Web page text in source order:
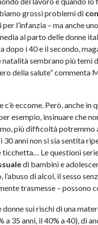
grossi problemi di
l’infanzia – ma anche
al parto delle donne
dopo i 40 e il secondo,
natalità sembrano più temi
della salute”
eccome. Però, anche in
esempio, insinuare che
più difficoltà potremmo
30 anni non si sia sentita
Le questioni
di bambini e
di alcol, il sesso
trasmesse – possono
sui rischi di una
a 35 anni, il 40% a 40), di